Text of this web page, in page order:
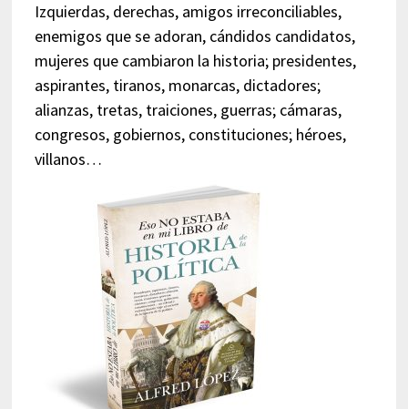
Izquierdas, derechas, amigos irreconciliables,
enemigos que se adoran, cándidos candidatos,
mujeres que cambiaron la historia; presidentes,
aspirantes, tiranos, monarcas, dictadores;
alianzas, tretas, traiciones, guerras; cámaras,
congresos, gobiernos, constituciones; héroes,
villanos…